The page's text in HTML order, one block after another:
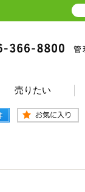
売りたい